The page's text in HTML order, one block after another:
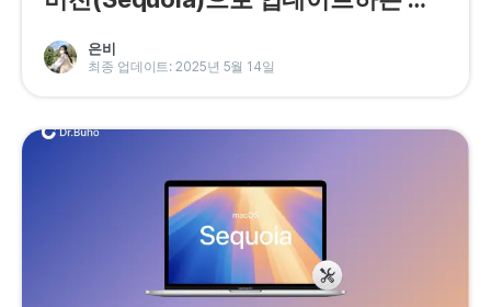
은비
최종 업데이트: 2025년 5월 14일